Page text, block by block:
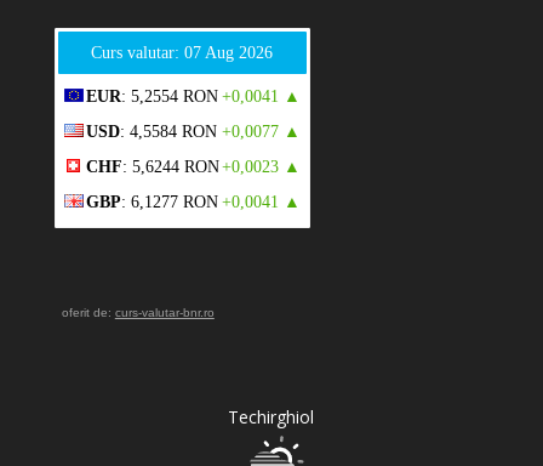
Curs valutar: 07 Aug 2026
EUR: 5,2554 RON +0,0041 ▲
USD: 4,5584 RON +0,0077 ▲
CHF: 5,6244 RON+0,0023 ▲
GBP: 6,1277 RON +0,0041 ▲
oferit de: curs-valutar-bnr.ro
Techirghiol